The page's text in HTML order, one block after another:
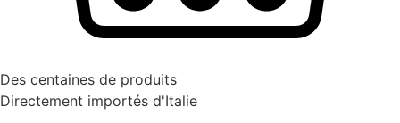
Des centaines de produits
Directement importés d'Italie